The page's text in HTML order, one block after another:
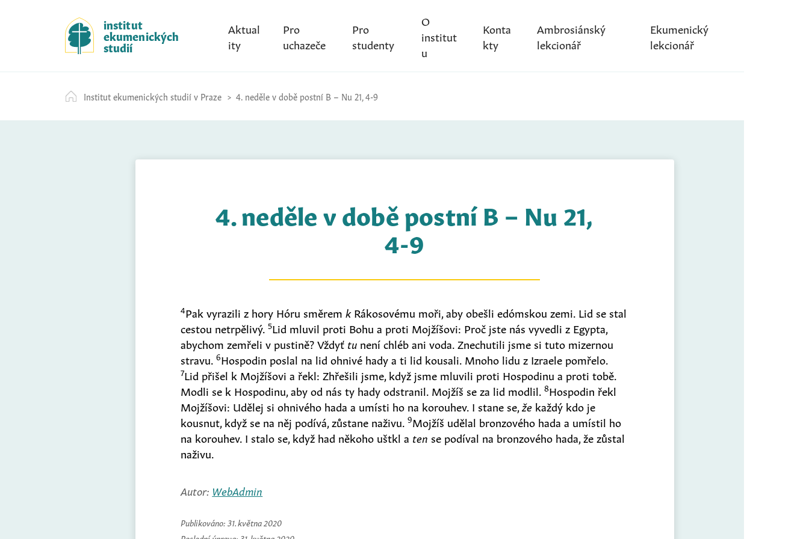
k
i
p
t
c
o
institut
ekumenických
studií
Aktual
ity
Pro
uchazeče
Pro
studenty
O
institut
u
Konta
kty
Ambrosiánský
lekcionář
Ekumenický
lekcionář
Institut ekumenických studií v Praze 4. neděle v době postní B – Nu 21, 4-9
4. neděle v době postní B – Nu 21,
4-9
4Pak vyrazili z hory Hóru směrem kRákosovému moři, aby obešli edómskou zemi. Lid se stal
cestou netrpělivý.5Lid mluvil proti Bohu a proti Mojžíšovi: Proč jste nás vyvedli z Egypta,
abychom zemřeli v pustině? Vždyť tu není chléb ani voda. Znechutili jsme si tuto mizernou
stravu.6Hospodin poslal na lid ohnivé hady a ti lid kousali. Mnoho lidu z Izraele pomřelo.
7Lid přišel k Mojžíšovi a řekl: Zhřešili jsme, když jsme mluvili proti Hospodinu a proti tobě.
Modli se k Hospodinu, aby od nás ty hady odstranil. Mojžíš se za lid modlil.8Hospodin řekl
Mojžíšovi: Udělej si ohnivého hada a umísti ho na korouhev. I stane se, že každý kdo je
kousnut, když se na něj podívá, zůstane naživu.9Mojžíš udělal bronzového hada a umístil ho
na korouhev. I stalo se, když had někoho uštkl a ten se podíval na bronzového hada, že zůstal
naživu.
Autor: WebAdmin
Publikováno: 31. května 2020